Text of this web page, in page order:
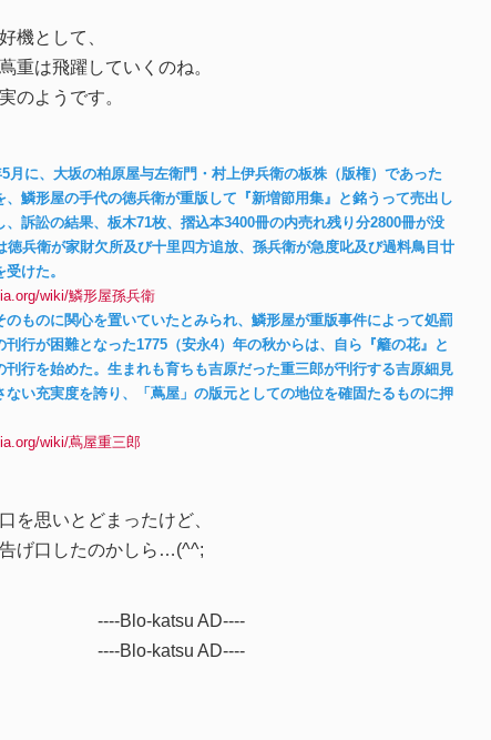
機として、
重は飛躍していくのね。
のようです。
月に、大坂の柏原屋与左衛門・村上伊兵衛の板株（版権）であった
、鱗形屋の手代の徳兵衛が重版して『新増節用集』と銘うって売出し
、訴訟の結果、板木71枚、摺込本3400冊の内売れ残り分2800冊が没
徳兵衛が家財欠所及び十里四方追放、孫兵衛が急度叱及び過料鳥目廿
けた。
wiki/鱗形屋孫兵衛
のものに関心を置いていたとみられ、鱗形屋が重版事件によって処罰
刊行が困難となった1775（安永4）年の秋からは、自ら『籬の花』と
刊行を始めた。生まれも育ちも吉原だった重三郎が刊行する吉原細見
ない充実度を誇り、「蔦屋」の版元としての地位を確固たるものに押
wiki/蔦屋重三郎
を思いとどまったけど、
げ口したのかしら…(^^;
----Blo-katsu AD----
----Blo-katsu AD----